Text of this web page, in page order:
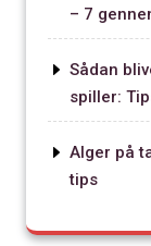
– 7
Sådan
spiller:
Alger på
tips